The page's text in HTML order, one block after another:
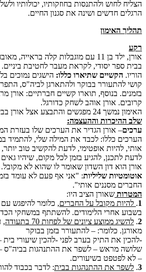
הצליח לחוש ולהתנסות בחוזקותיו, יכולותיו
הרגלים חדשים ושינה את סגנון החיים.
תהליך האימון
רקע
בבית ספר יסודי, לקראת מעבר לחטיבת ביניים.
הוריו. הקשיים שתיארו כללו: הישגים נמוכים
קושי להתעורר בבוקר ולהתארגן לביה"ס,
בזמנים. בנוסף, תוארו קשיים חברתיים: אורן
קרובים. אורן אוהב לשחק כדורגל.
האימון נמשך 24 מפגשים והתבצע אצל אורן בבית.
שלב ההיכרות וההעצמה:
ערכים– אורן הגדיר את הערכים שלו בעזרת
הערכים כללו: לכבד את המילה שלי, להתמיד
אותי, להיות אופטימי, לדעת להקשיב טוב יותר,
לדעת לתכנן, להגיע בזמן לכל מקום, שיהיו גאים
אורן הוא דון השדון שאומר לו שהוא לא מקובל.
אוטומטיות שליליות: "אני אף פעם לא עומד
החברים מסננים אותי".
המטרות שאורן הציב היו:
1
. להיות מקובל על החברים,
בשבוע אחרי הלימודים. להשתתף במשחקי
2
. להשיג ממוצע ציונים של לפחות 70 בתעודה,
מאורגן. כלומר: – להתעורר בזמן בבוקר
-להכין את התיק בערב לפני -להכין שיעורי בית
שלושה מראש – לשפר את ההתנהגות בביה"ס –
– לא לפטפט בשיעורים.
3
. לשפר את ההתנהגות בבית: לדבר בכבוד